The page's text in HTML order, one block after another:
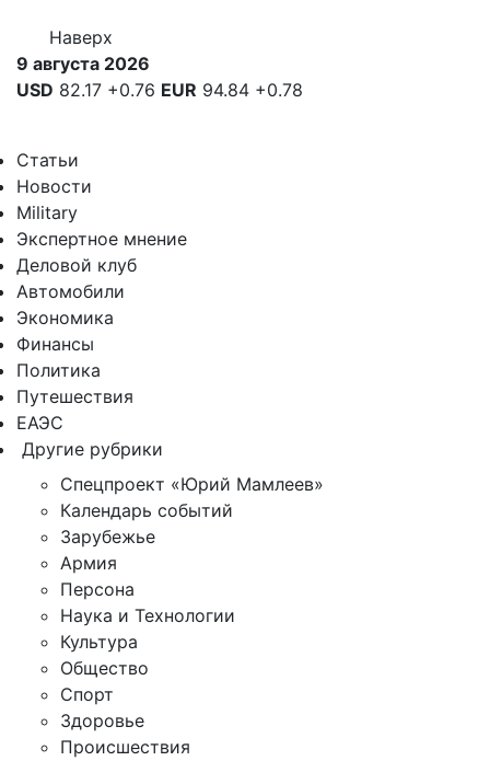
Наверх
9 августа 2026
USD 82.17 +0.76 EUR 94.84 +0.78
Статьи
Новости
Military
Экспертное мнение
Деловой клуб
Автомобили
Экономика
Финансы
Политика
Путешествия
ЕАЭС
Другие рубрики
Спецпроект «Юрий Мамлеев»
Календарь событий
Зарубежье
Армия
Персона
Наука и Технологии
Культура
Общество
Спорт
Здоровье
Происшествия